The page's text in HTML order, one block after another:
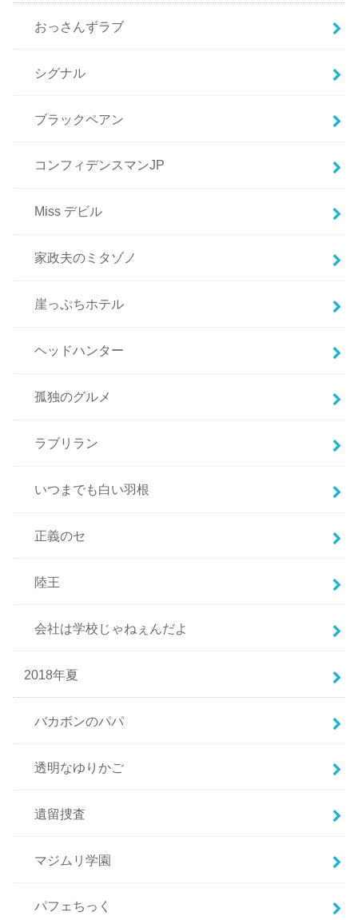
おっさんずラブ
シグナル
ブラックペアン
コンフィデンスマンJP
Miss デビル
家政夫のミタゾノ
崖っぷちホテル
ヘッドハンター
孤独のグルメ
ラブリラン
いつまでも白い羽根
正義のセ
陸王
会社は学校じゃねぇんだよ
2018年夏
バカボンのパパ
透明なゆりかご
遺留捜査
マジムリ学園
パフェちっく